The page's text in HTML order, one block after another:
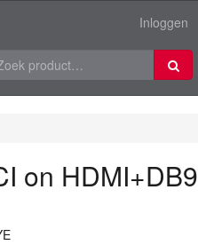
Inloggen
on HDMI+DB9